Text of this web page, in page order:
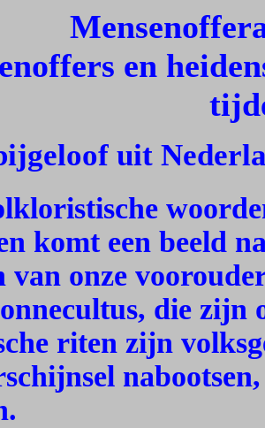
en
uit
komt een beeld
van onze
die
riten zijn